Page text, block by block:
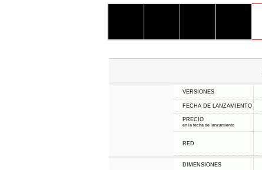
VERSIONES
FECHA DE LANZAMIENTO
PRECIO
en la fecha de lanzamiento
RED
DIMENSIONES